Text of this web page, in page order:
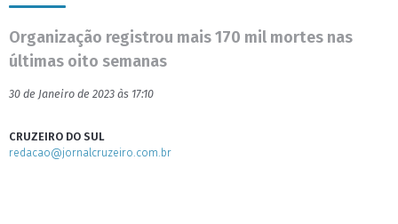
Organização registrou mais 170 mil mortes nas
últimas oito semanas
30 de Janeiro de 2023 às 17:10
CRUZEIRO DO SUL
redacao@jornalcruzeiro.com.br